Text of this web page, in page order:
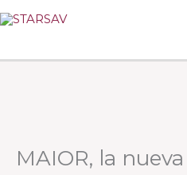
Ir
MAIOR, la